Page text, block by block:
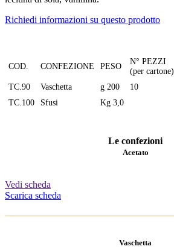
Richiedi informazioni su questo prodotto
COD. CONFEZIONE PESO
N° PEZZI
(per cartone)
TC.90
Vaschetta g 200
10
TC.100
Sfusi Kg 3,0
Le confezioni
Acetato
Vedi scheda
Scarica scheda
Vaschetta